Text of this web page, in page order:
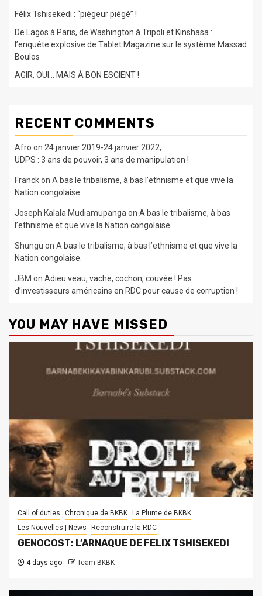
Félix Tshisekedi : “piégeur piégé” !
De Lagos à Paris, de Washington à Tripoli et Kinshasa :
l’enquête explosive de Tablet Magazine sur le système Massad
Boulos
AGIR, OUI… MAIS À BON ESCIENT !
RECENT COMMENTS
Afro on 24 janvier 2019-24 janvier 2022,
UDPS : 3 ans de pouvoir, 3 ans de manipulation !
Franckon A bas le tribalisme, à bas l’ethnisme et que vive la
Nation congolaise.
Joseph Kalala Mudiamupangaon A bas le tribalisme, à bas
l’ethnisme et que vive la Nation congolaise.
Shungu on A bas le tribalisme, à bas l’ethnisme et que vive la
Nation congolaise.
JBM on Adieu veau, vache, cochon, couvée ! Pas
d’investisseurs américains en RDC pour cause de corruption !
YOU MAY HAVE MISSED
Call of duties Chronique de BKBK
La Plume de BKBK
Les Nouvelles | News
Reconstruire la RDC
GENOCOST: L’ARNAQUE DE FELIX TSHISEKEDI
4 days ago Team BKBK